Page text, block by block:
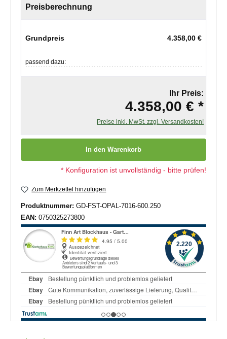
Preisberechnung
Grundpreis 4.358,00 €
passend dazu:
Ihr Preis:
4.358,00 € *
Preise inkl. MwSt. zzgl. Versandkosten!
In den Warenkorb
* Konfiguration ist unvollständig - bitte prüfen!
Zum Merkzettel hinzufügen
Produktnummer: GD-FST-OPAL-7016-600.250
EAN: 0750325273800